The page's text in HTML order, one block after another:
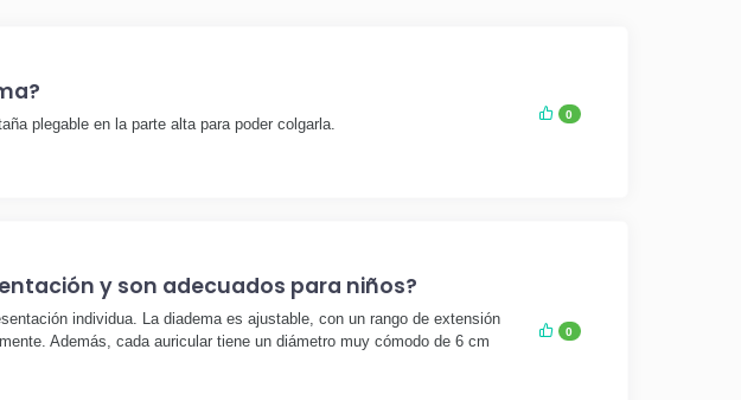
plegable en la parte alta para poder colgarla.
0
y son adecuados para niños?
individua. La diadema es ajustable, con un rango de extensión
Además, cada auricular tiene un diámetro muy cómodo de 6 cm
0